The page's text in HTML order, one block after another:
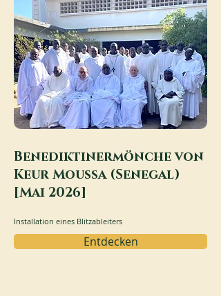
Benediktinermönche von
Keur Moussa (Senegal)
[Mai 2026]
Installation eines Blitzableiters
Entdecken